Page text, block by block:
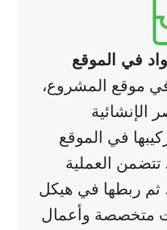
في الموقع
في موقع المشروع،
الإنشائية
في الموقع
العملية
ثم ربطها في هيكل
متخصصة وأعمال